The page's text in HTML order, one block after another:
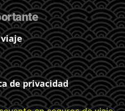
de privacidad